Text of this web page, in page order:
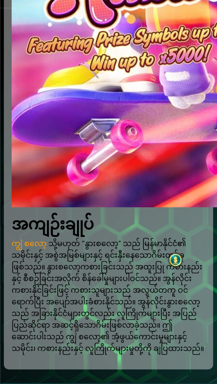
အကျဉ်းချုပ်
ကျွဲ စလော့ သို့မဟုတ် “နွားစလော့” သည် မြန်မာနိုင်ငံ၏
သမိုင်းနှင့် အစွဲအမြစ်များနှင့် ရင်းနှီးနေသောဂိမ်းတစ်ခု
ဖြစ်သည်။ နွားစလော့ကစားခြင်းသည် အထူးပြု ကစားနည်း
နှင့် စီစဉ်ခြင်းအလိုက် စိန်ခေါ်မှုများပါဝင်သည်။ အွန်လိုင်း
ကစားနိုင်ခြင်းဖြင့် ကစားသူများသည် အလွယ်တကူ ဝင်
ရောက်ပြီး အပျော်အပါးခံစားနိုင်သည်။ အွန်လိုင်းနွားစလော့
သည် အခြားနိုင်ငံများတွင်လည်း လူကြိုက်များပြီး အပြည်
ပြည်ဆိုင်ရာ အဆင့်ရှိသောဂိမ်းဖြစ်လာခဲ့သည်။ ဤ
ဆောင်းပါးသည် ကျွဲ စလော့၏ အံ့ဖွယ်ကောင်းမှုများနှင့်
သမိုင်း၊ ကစားနည်းနှင့် လူကြိုက်များမှုတို့ကို ချပြထားသည်။